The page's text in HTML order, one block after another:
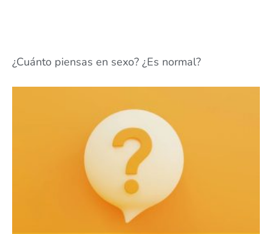
¿Cuánto piensas en sexo? ¿Es normal?